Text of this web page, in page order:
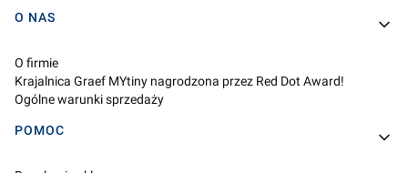
O NAS
O firmie
Krajalnica Graef MYtiny nagrodzona przez Red Dot Award!
Ogólne warunki sprzedaży
POMOC